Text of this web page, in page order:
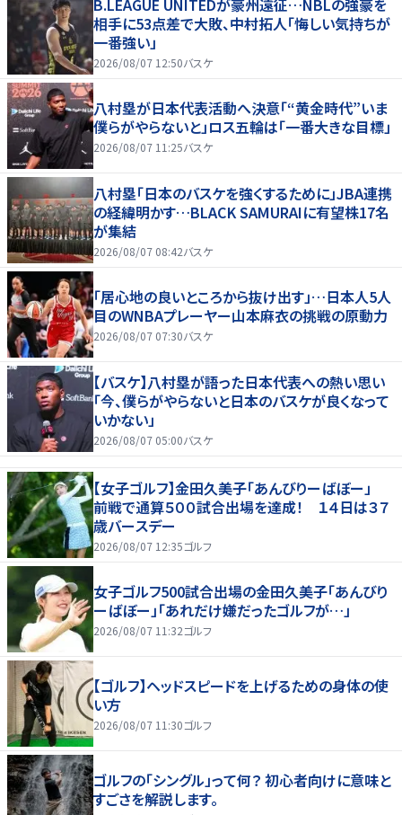
相手に53点差で大敗、中村拓人「悔しい気持ちが
一番強い」
2026/08/07 12:50バスケ
八村塁が日本代表活動へ決意「“黄金時代”いま
僕らがやらないと」ロス五輪は「一番大きな目標」
2026/08/07 11:25バスケ
八村塁「日本のバスケを強くするために」JBA連携
の経緯明かす…BLACK SAMURAIに有望株17名
が集結
2026/08/07 08:42バスケ
「居心地の良いところから抜け出す」…日本人5人
目のWNBAプレーヤー山本麻衣の挑戦の原動力
2026/08/07 07:30バスケ
【バスケ】八村塁が語った日本代表への熱い思い
「今、僕らがやらないと日本のバスケが良くなって
いかない」
2026/08/07 05:00バスケ
【女子ゴルフ】金田久美子「あんびりーばぼー」
前戦で通算５００試合出場を達成！ １４日は３７
歳バースデー
2026/08/07 12:35ゴルフ
女子ゴルフ500試合出場の金田久美子「あんびり
ーばぼー」「あれだけ嫌だったゴルフが…」
2026/08/07 11:32ゴルフ
【ゴルフ】ヘッドスピードを上げるための身体の使
い方
2026/08/07 11:30ゴルフ
ゴルフの「シングル」って何？ 初心者向けに意味と
すごさを解説します。